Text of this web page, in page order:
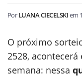
PorLUANA CIECELSKIem
O próximo
2528,
semana: nessa